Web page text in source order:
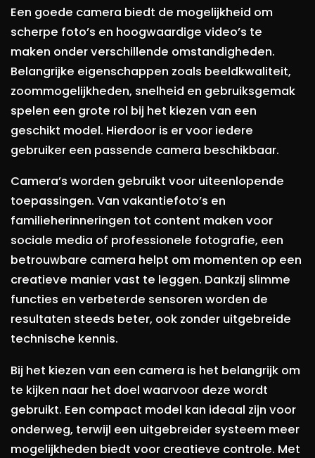
Een goede camera biedt de mogelijkheid om
scherpe foto’s en hoogwaardige video’s te
maken onder verschillende omstandigheden.
Belangrijke eigenschappen zoals beeldkwaliteit,
zoommogelijkheden, snelheid en gebruiksgemak
spelen een grote rol bij het kiezen van een
geschikt model. Hierdoor is er voor iedere
gebruiker een passende camera beschikbaar.
Camera’s worden gebruikt voor uiteenlopende
toepassingen. Van vakantiefoto’s en
familieherinneringen tot content maken voor
sociale media of professionele fotografie, een
betrouwbare camera helpt om momenten op een
creatieve manier vast te leggen. Dankzij slimme
functies en verbeterde sensoren worden de
resultaten steeds beter, ook zonder uitgebreide
technische kennis.
Bij het kiezen van een camera is het belangrijk om
te kijken naar het doel waarvoor deze wordt
gebruikt. Een compact model kan ideaal zijn voor
onderweg, terwijl een uitgebreider systeem meer
mogelijkheden biedt voor creatieve controle. Met